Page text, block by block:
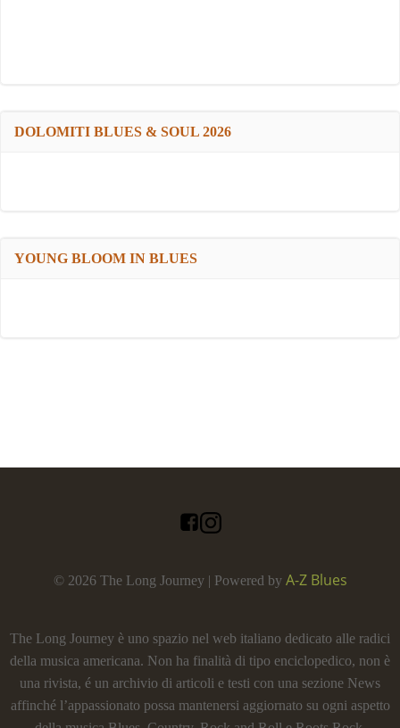
DOLOMITI BLUES & SOUL 2026
YOUNG BLOOM IN BLUES
© 2026 The Long Journey | Powered by A-Z Blues
The Long Journey è uno spazio nel web italiano dedicato alle radici
della musica americana. Non ha finalità di tipo enciclopedico, non è
una rivista, é un archivio di articoli e testi con una sezione News
affinché l’appassionato possa mantenersi aggiornato su ogni aspetto